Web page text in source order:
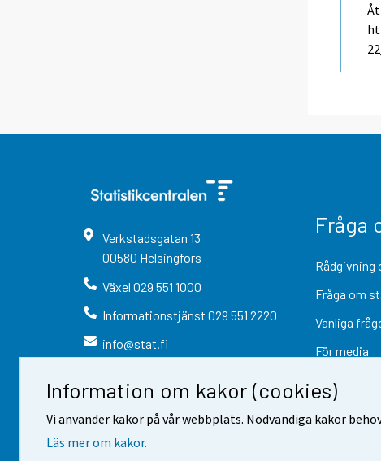
Information om kakor (cookies)
Vi använder kakor på vår webbplats. Nödvändiga kakor
Läs mer om kakor.
Verkstadsgatan 13
00580 Helsingfors
Växel 029 551 1000
Informationstjänst 029 551 2220
info@stat.fi
Fråga
Fråga om
Vanliga
För media